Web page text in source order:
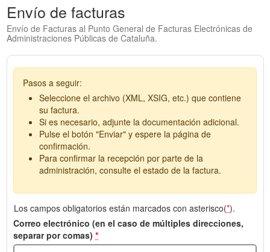
Envío de facturas
Envío de Facturas al Punto General de Facturas Electrónicas de
Administraciones Públicas de Cataluña.
Pasos a seguir:
Seleccione el archivo (XML, XSIG, etc.) que contiene
su factura.
Si es necesario, adjunte la documentación adicional.
Pulse el botón "Enviar" y espere la página de
confirmación.
Para confirmar la recepción por parte de la
administración, consulte el estado de la factura.
Los campos obligatorios están marcados con asterisco(*).
Correo electrónico (en el caso de múltiples direcciones,
separar por comas) *